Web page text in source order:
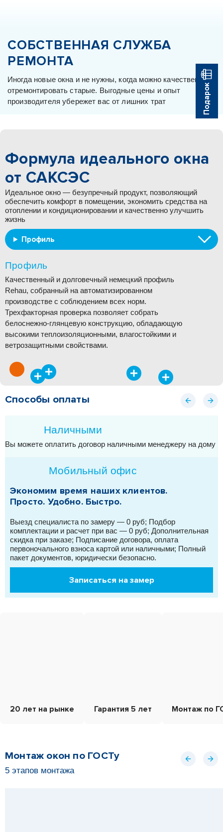
Подарок
СОБСТВЕННАЯ СЛУЖБА
РЕМОНТА
Иногда новые окна и не нужны, когда можно качественно
отремонтировать старые. Выгодные цены и опыт
производителя убережет вас от лишних трат
Формула идеального окна
от САКСЭС
Идеальное окно — безупречный продукт, позволяющий
обеспечить комфорт в помещении, экономить средства на
отоплении и кондиционировании и качественно улучшить
жизнь
Профиль
Профиль
Качественный и долговечный немецкий профиль
Rehau, собранный на автоматизированном
производстве c соблюдением всех норм.
Трехфакторная проверка позволяет собрать
белоснежно-глянцевую конструкцию, обладающую
высокими теплоизоляционными, влагостойкими и
ветрозащитными свойствами.
Способы оплаты
Наличными
Вы можете оплатить договор наличными менеджеру на дому
Мобильный офис
Экономим время наших клиентов.
Просто. Удобно. Быстро.
Выезд специалиста по замеру — 0 руб; Подбор
комплектации и расчет при вас — 0 руб; Дополнительная
скидка при заказе; Подписание договора, оплата
первоночального взноса картой или наличными; Полный
пакет документов, юридически безопасно.
Записаться на замер
20 лет на рынке Гарантия 5 лет Монтаж по
Монтаж окон по ГОСТу
5 этапов монтажа